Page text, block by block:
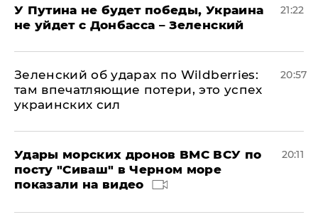
У Путина не будет победы, Украина
не уйдет с Донбасса – Зеленский
21:22
Зеленский об ударах по Wildberries:
там впечатляющие потери, это успех
украинских сил
20:57
Удары морских дронов ВМС ВСУ по
посту "Сиваш" в Черном море
показали на видео
20:11